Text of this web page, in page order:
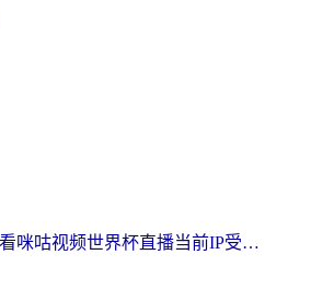
在海外看咪咕视频世界杯直播当前IP受限制？这篇指南帮你搞定所有体育赛事观看难题